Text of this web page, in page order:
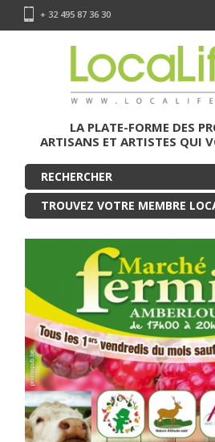
+ 32 495 87 36 30
LA PLATE-FORME DES
ARTISANS ET ARTISTES QUI
TROUVEZ VOTRE MEMBRE